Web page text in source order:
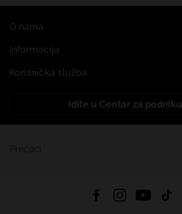
O nama
Informacija
Korisnička služba
Idite u Centar za podršku